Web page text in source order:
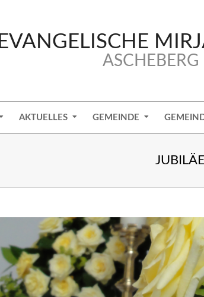
EVANGELISCHE
ASCHEBERG
AKTUELLES GEMEINDE